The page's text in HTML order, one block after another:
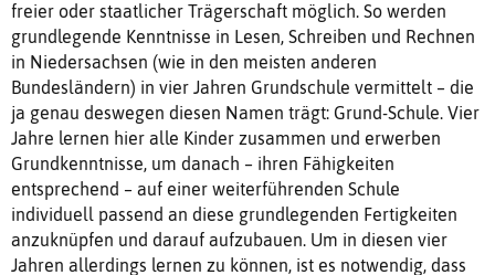
freier oder staatlicher Trägerschaft möglich. So werden
grundlegende Kenntnisse in Lesen, Schreiben und Rechnen
in Niedersachsen (wie in den meisten anderen
Bundesländern) in vier Jahren Grundschule vermittelt – die
ja genau deswegen diesen Namen trägt: Grund-Schule. Vier
Jahre lernen hier alle Kinder zusammen und erwerben
Grundkenntnisse, um danach – ihren Fähigkeiten
entsprechend – auf einer weiterführenden Schule
individuell passend an diese grundlegenden Fertigkeiten
anzuknüpfen und darauf aufzubauen. Um in diesen vier
Jahren allerdings lernen zu können, ist es notwendig, dass